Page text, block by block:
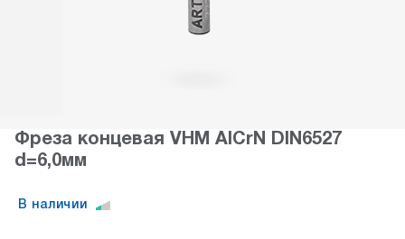
Фреза концевая VHM AICrN DIN6527
d=6,0мм
В наличии